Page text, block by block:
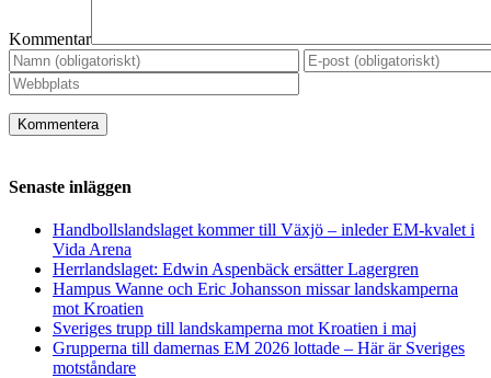
Kommentar
Senaste inläggen
Handbollslandslaget kommer till Växjö – inleder EM-kvalet i
Vida Arena
Herrlandslaget: Edwin Aspenbäck ersätter Lagergren
Hampus Wanne och Eric Johansson missar landskamperna
mot Kroatien
Sveriges trupp till landskamperna mot Kroatien i maj
Grupperna till damernas EM 2026 lottade – Här är Sveriges
motståndare